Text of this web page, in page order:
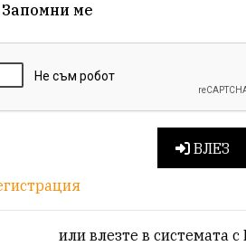
Запомни ме
ВЛЕЗ
или влезте в системата